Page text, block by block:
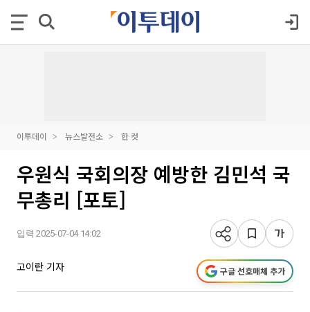
이투데이 뉴스발전소 한 컷
우원식 국회의장 예방한 김민석 국
무총리 [포토]
입력 2025-07-04 14:02
고이란 기자 구글 선호매체 추가